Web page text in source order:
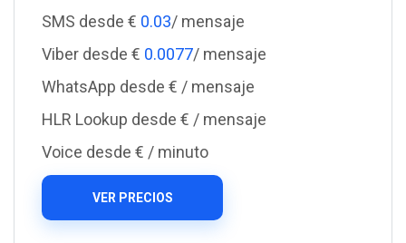
SMS desde € 0.03/ mensaje
Viber desde € 0.0077/ mensaje
WhatsApp desde € / mensaje
HLR Lookup desde € / mensaje
Voice desde € / minuto
VER PRECIOS